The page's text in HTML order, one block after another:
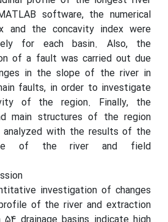
software, the numerical
and the concavity index were
for each basin. Also, the
of a fault was carried out due
in the slope of the river in
faults, in order to investigate
of the region. Finally, the
main structures of the region
analyzed with the results of the
of the river and field
investigation of changes
of the river and extraction